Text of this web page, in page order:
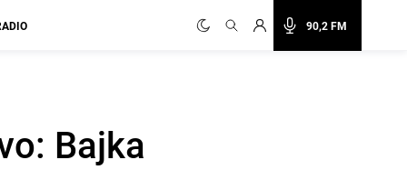
90,2 FM
Bajka